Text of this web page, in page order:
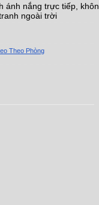
ánh nắng trực tiếp,
ngoài trời
Theo Phòng